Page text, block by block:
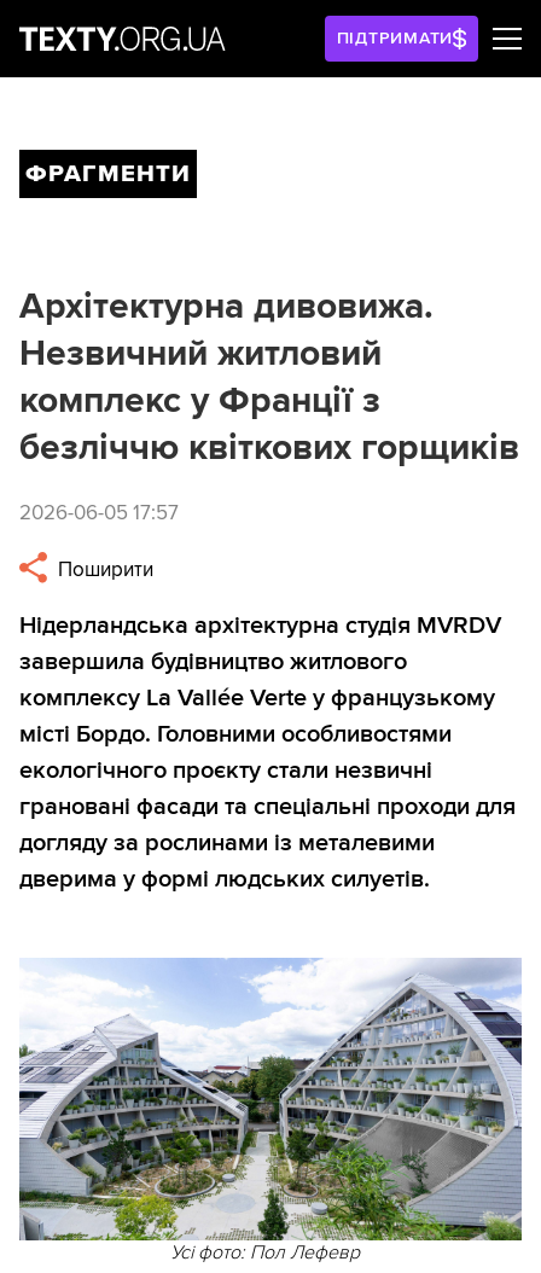
ПІДТРИМАТИ
ФРАГМЕНТИ
Архітектурна дивовижа.
Незвичний житловий
комплекс у Франції з
безліччю квіткових горщиків
2026-06-05 17:57
Поширити
Нідерландська архітектурна студія MVRDV
завершила будівництво житлового
комплексу La Vallée Verte у французькому
місті Бордо. Головними особливостями
екологічного проєкту стали незвичні
грановані фасади та спеціальні проходи для
догляду за рослинами із металевими
дверима у формі людських силуетів.
Усі фото: Пол Лефевр